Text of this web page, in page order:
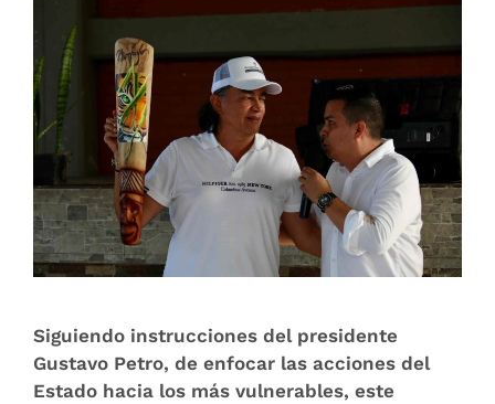
Siguiendo instrucciones del presidente
Gustavo Petro, de enfocar las acciones del
Estado hacia los más vulnerables, este